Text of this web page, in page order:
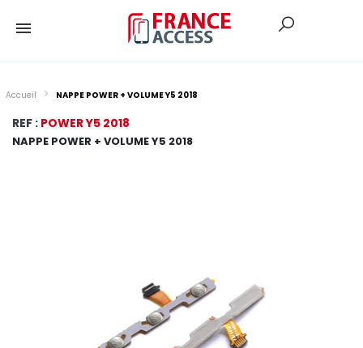
Accueil NAPPE POWER + VOLUME Y5 2018
REF : POWER Y5 2018
NAPPE POWER + VOLUME Y5 2018